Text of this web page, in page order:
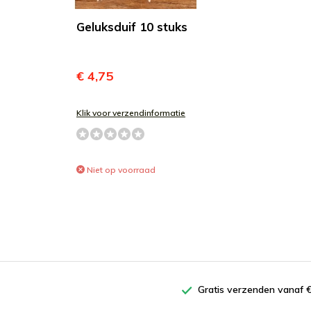
Geluksduif 10 stuks
€ 4,75
Klik voor verzendinformatie
Niet op voorraad
Gratis verzenden vanaf